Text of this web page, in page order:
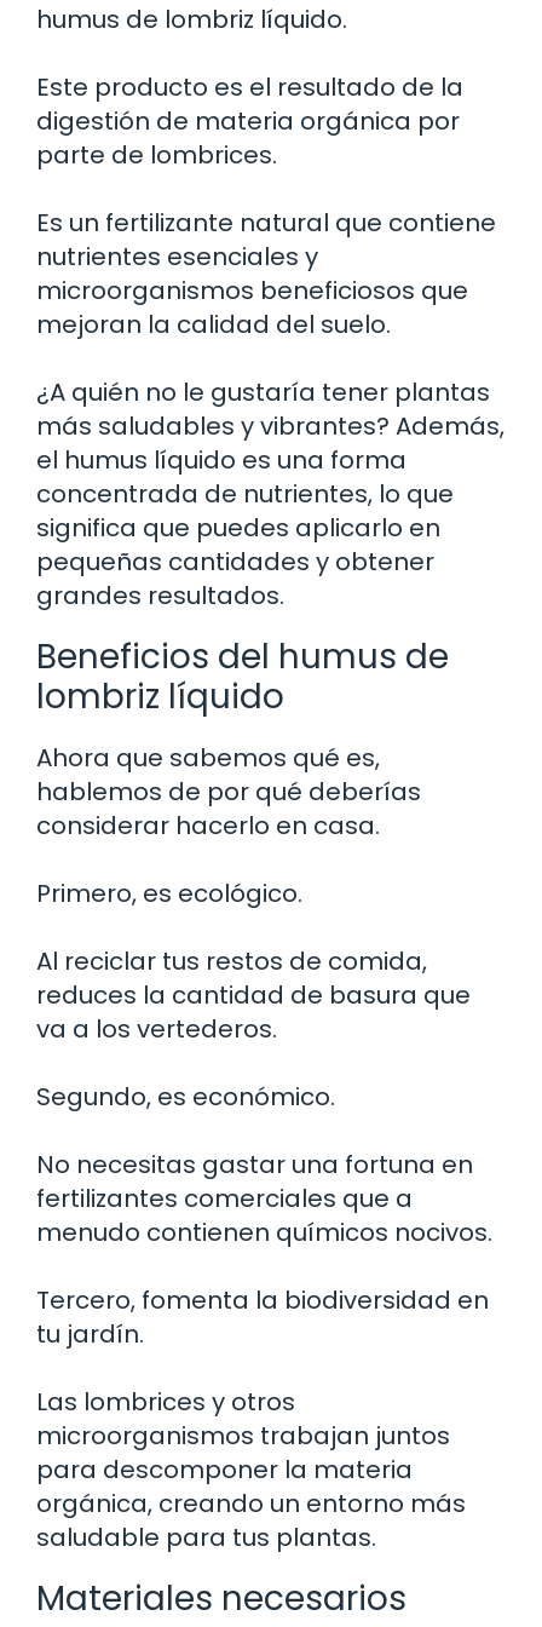
humus de lombriz líquido.
Este producto es el resultado de la
digestión de materia orgánica por
parte de lombrices.
Es un fertilizante natural que contiene
nutrientes esenciales y
microorganismos beneficiosos que
mejoran la calidad del suelo.
¿A quién no le gustaría tener plantas
más saludables y vibrantes? Además,
el humus líquido es una forma
concentrada de nutrientes, lo que
significa que puedes aplicarlo en
pequeñas cantidades y obtener
grandes resultados.
Beneficios del humus de
lombriz líquido
Ahora que sabemos qué es,
hablemos de por qué deberías
considerar hacerlo en casa.
Primero, es ecológico.
Al reciclar tus restos de comida,
reduces la cantidad de basura que
va a los vertederos.
Segundo, es económico.
No necesitas gastar una fortuna en
fertilizantes comerciales que a
menudo contienen químicos nocivos.
Tercero, fomenta la biodiversidad en
tu jardín.
Las lombrices y otros
microorganismos trabajan juntos
para descomponer la materia
orgánica, creando un entorno más
saludable para tus plantas.
Materiales necesarios